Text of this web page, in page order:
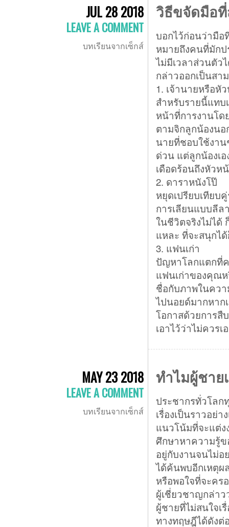
JUL 28 2018
LEAVE A COMMENT
บทเรียนจากเซ็กส์
วิธีขจัดมือ
บอกไว้ก่อนว่ามือ
หมายถึงคนที่มัก
ไม่มีเวลาส่วนตัว
กล่าวออกเป็นสา
1. เจ้านายหรือหั
สำหรับรายนี้แทบ
หน้าที่การงานโด
ตามจิกลูกน้องนอ
นายที่ชอบใช้งา
ด่วน แต่ลูกน้องเ
เดือดร้อนถึงหัวห
2. ดาราหนังโป๊
หยุดเปรียบเทีย
การเลียนแบบลีล
ในชีวิตจริงไม่ไ
แหละ ที่จะสนุกไ
3. แฟนเก่า
ปัญหาโลกแตกที่
แฟนเก่าของคุณ
ชื่อกับภาพในควา
ไปนอยด์มากหาก
โอกาสด้วยการสื
เอาไว้ว่าไม่ควรเ
MAY 23 2018
LEAVE A COMMENT
บทเรียนจากเซ็กส์
ทำไมผู้ชาย
ประชากรทั่วโล
เรื่องเป็นราวอย่
แนวโน้มที่จะแต่ง
ศึกษาหาความรู้ข
อยู่กับงานจนไม่อ
ได้ค้นพบอีกเหตุผ
หรือพอใจที่จะคร
ผู้เชี่ยวชาญกล่า
ผู้ชายที่ไม่สนใจเ
ทางทฤษฎีได้ดังต่